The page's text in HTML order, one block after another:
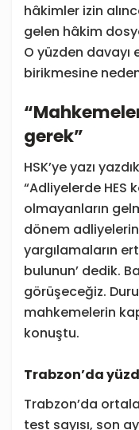
hâkimler izin
gelen hâkim
O yüzden davayı
birikmesine
gerek”
HSK’ye yazı
“Adliyelerde HES
olmayanların
dönem
yargılamaların
bulunun’ dedik.
görüşeceğiz.
mahkemelerin
konuştu.
Trabzon’da
Trabzon’da
test sayısı, son